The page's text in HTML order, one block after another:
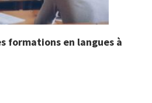
formations en langues à